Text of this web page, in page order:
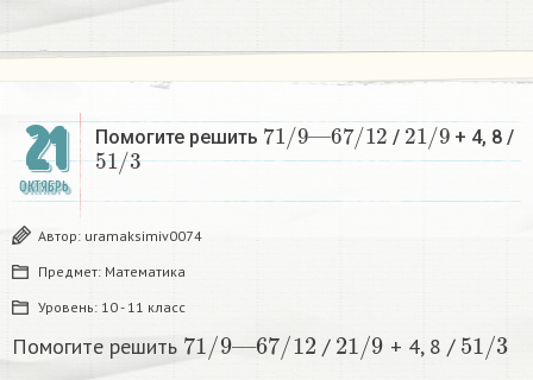
21
ОКТЯБРЬ
Помогите решить
71 /9—
67 /12
/
21/9
+ 4, 8 /
51/3
Автор: uramaksimiv0074
Предмет: Математика
Уровень: 10 - 11 класс
Помогите решить
7 1 /9 67 12
/
2 1 /9
+ 4, 8 /
5 1 /3